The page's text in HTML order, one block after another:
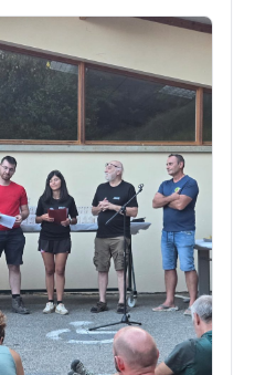
persistante et du
du Rhône, Nord
Grésivaudan et